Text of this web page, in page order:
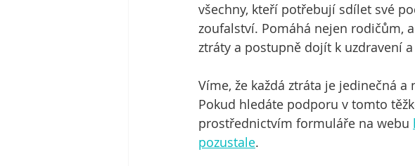
všechny, kteří potřebují sdílet své
zoufalství. Pomáhá nejen rodičům,
ztráty a postupně dojít k uzdravení
Víme, že každá ztráta je jedinečná
Pokud hledáte podporu v tomto
prostřednictvím formuláře na webu
pozustale.